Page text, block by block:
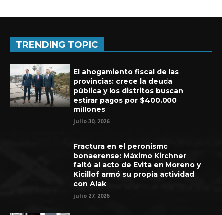
Experiencia de seis años en UEFA
TRENDING TOPIC
El ahogamiento fiscal de las
provincias: crece la deuda
pública y los distritos buscan
estirar pagos por $400.000
millones
julio 30, 2026
Fractura en el peronismo
bonaerense: Máximo Kirchner
faltó al acto de Evita en Moreno y
Kicillof armó su propia actividad
con Alak
julio 27, 2026